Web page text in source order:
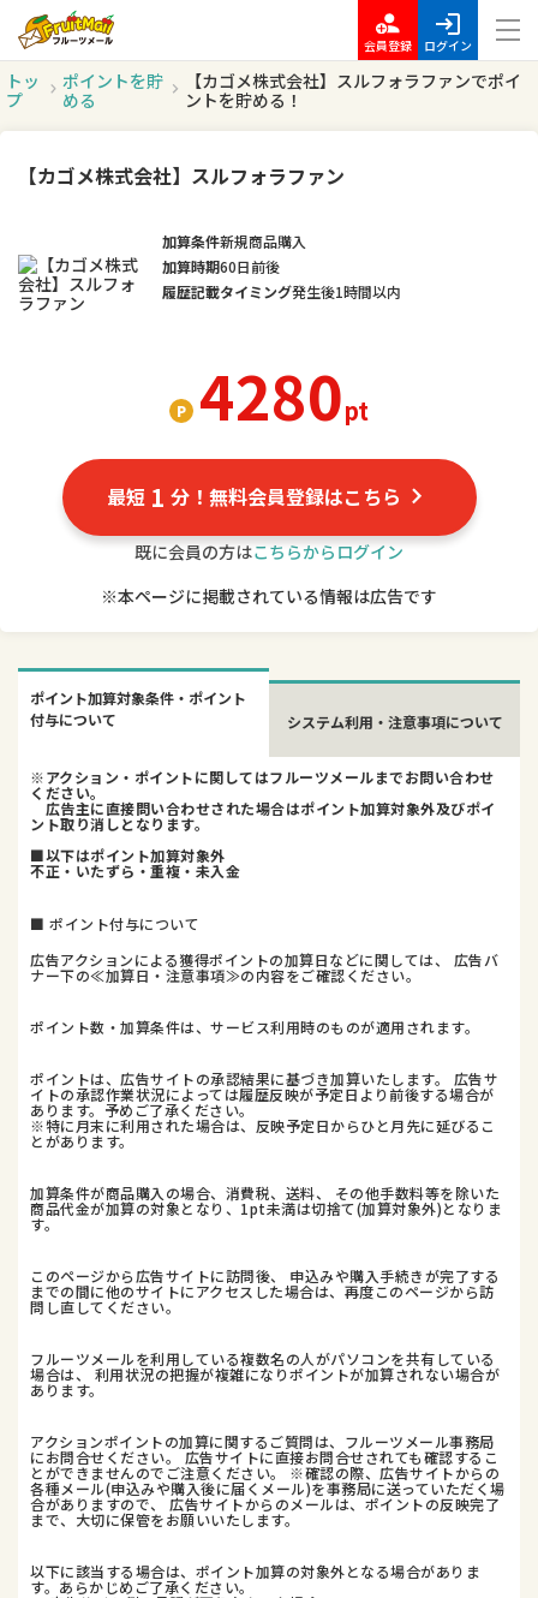
会員登録 ログイン
トッ
プ
ポイントを貯
める
【カゴメ株式会社】スルフォラファンでポイ
ントを貯める！
【カゴメ株式会社】スルフォラファン
4280pt
加算条件新規商品購入
加算時期60日前後
履歴記載タイミング発生後1時間以内
最短 1 分！無料会員登録はこちら
既に会員の方はこちらからログイン
※本ページに掲載されている情報は広告です
ポイント加算対象条件・ポイント
付与について
システム利用・注意事項について
※アクション・ポイントに関してはフルーツメールまでお問い合わせ
ください。
広告主に直接問い合わせされた場合はポイント加算対象外及びポイ
ント取り消しとなります。
■以下はポイント加算対象外
不正・いたずら・重複・未入金
■ ポイント付与について
広告アクションによる獲得ポイントの加算日などに関しては、 広告バ
ナー下の≪加算日・注意事項≫の内容をご確認ください。
ポイント数・加算条件は、サービス利用時のものが適用されます。
ポイントは、広告サイトの承認結果に基づき加算いたします。 広告サ
イトの承認作業状況によっては履歴反映が予定日より前後する場合が
あります。予めご了承ください。
※特に月末に利用された場合は、反映予定日からひと月先に延びるこ
とがあります。
加算条件が商品購入の場合、消費税、送料、 その他手数料等を除いた
商品代金が加算の対象となり、1pt未満は切捨て(加算対象外)となりま
す。
このページから広告サイトに訪問後、 申込みや購入手続きが完了する
までの間に他のサイトにアクセスした場合は、再度このページから訪
問し直してください。
フルーツメールを利用している複数名の人がパソコンを共有している
場合は、 利用状況の把握が複雑になりポイントが加算されない場合が
あります。
アクションポイントの加算に関するご質問は、フルーツメール事務局
にお問合せください。 広告サイトに直接お問合せされても確認するこ
とができませんのでご注意ください。 ※確認の際、広告サイトからの
各種メール(申込みや購入後に届くメール)を事務局に送っていただく場
合がありますので、 広告サイトからのメールは、ポイントの反映完了
まで、大切に保管をお願いいたします。
以下に該当する場合は、ポイント加算の対象外となる場合がありま
す。あらかじめご了承ください。